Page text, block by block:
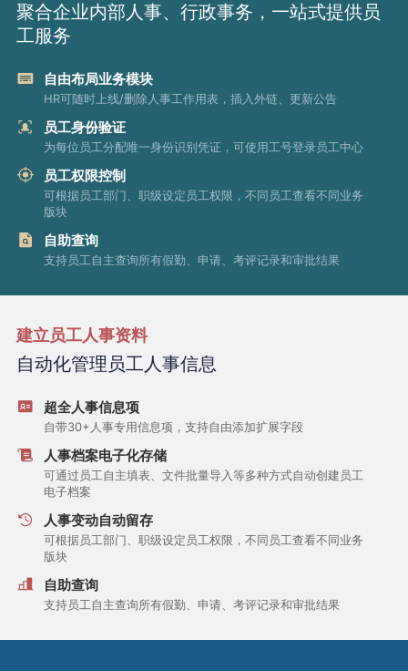
聚合企业内部人事、行政事务，一站式提供员
工服务
自由布局业务模块
HR可随时上线/删除人事工作用表，插入外链、更新公告
员工身份验证
为每位员工分配唯一身份识别凭证，可使用工号登录员工中心
员工权限控制
可根据员工部门、职级设定员工权限，不同员工查看不同业务
版块
自助查询
支持员工自主查询所有假勤、申请、考评记录和审批结果
建立员工人事资料
自动化管理员工人事信息
超全人事信息项
自带30+人事专用信息项，支持自由添加扩展字段
人事档案电子化存储
可通过员工自主填表、文件批量导入等多种方式自动创建员工
电子档案
人事变动自动留存
可根据员工部门、职级设定员工权限，不同员工查看不同业务
版块
自助查询
支持员工自主查询所有假勤、申请、考评记录和审批结果